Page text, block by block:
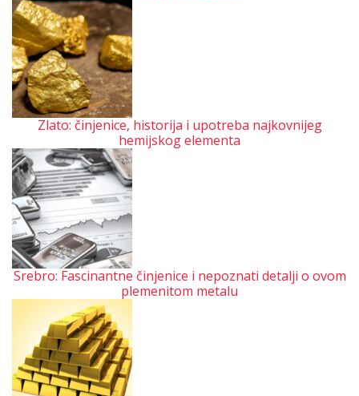
Zlato: činjenice, historija i upotreba najkovnijeg
hemijskog elementa
Srebro: Fascinantne činjenice i nepoznati detalji o ovom
plemenitom metalu